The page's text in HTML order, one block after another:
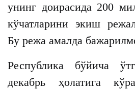
унинг доирасида 200
кўчатларини экиш
Бу режа амалда
Республика бўйича
декабрь ҳолатига